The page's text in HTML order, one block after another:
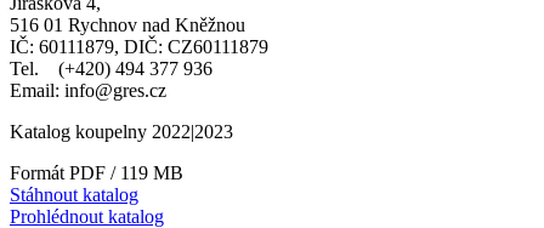
516 01 Rychnov nad Kněžnou
IČ: 60111879, DIČ: CZ60111879
Tel. (+420) 494 377 936
Email: info@gres.cz
Katalog koupelny 2022|2023
Formát PDF / 119 MB
Stáhnout katalog
Prohlédnout katalog